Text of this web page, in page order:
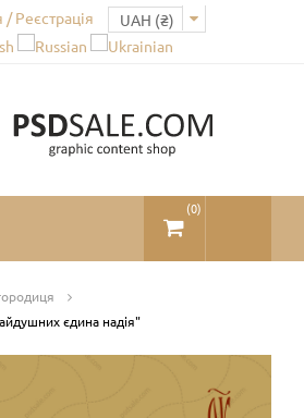
/ Реєстрація
(0)
єдина надія"